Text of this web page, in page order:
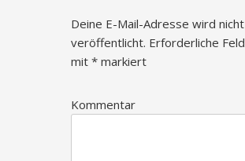
Deine E-Mail-Adresse wird nicht
veröffentlicht. Erforderliche
mit *markiert
Kommentar